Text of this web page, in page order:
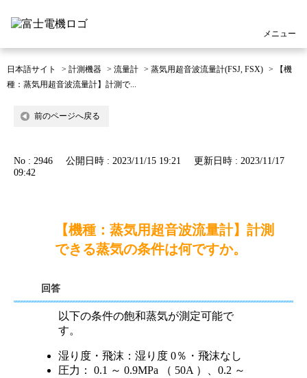
メニュー
日本語サイト > 計測機器 > 流量計 > 蒸気用超音波流量計(FSJ, FSX) >
【機
種：蒸気用超音波流量計】計測で...
前のページへ戻る
No : 2946 公開日時 : 2023/11/15 19:21
更新日時 : 2023/11/17
09:42
【機種：蒸気用超音波流量計】計測
できる蒸気の条件は何ですか。
回答
以下の条件の飽和蒸気が測定可能で
す。
湿り度・飛沫：湿り度 0％・飛沫なし
圧力： 0.1 ～ 0.9MPa （ 50A ）、0.2 ～